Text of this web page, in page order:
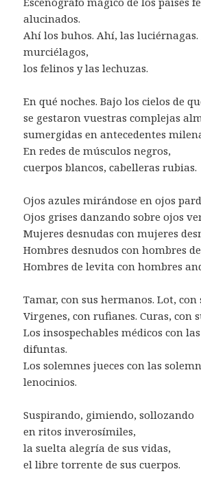
alucinados.
Ahí los buhos. Ahí, las
murciélagos,
los felinos y las lechuzas.
En qué noches. Bajo los cielos de
se gestaron vuestras complejas
sumergidas en antecedentes
En redes de músculos negros,
cuerpos blancos, cabelleras rubias.
Ojos azules mirándose en ojos
Ojos grises danzando sobre ojos
Mujeres desnudas con mujeres
Hombres desnudos con hombres
Hombres de levita con hombres
Tamar, con sus hermanos. Lot, con
Virgenes, con rufianes. Curas, con
Los insospechables médicos con
difuntas.
Los solemnes jueces con las
lenocinios.
Suspirando, gimiendo, sollozando
en ritos inverosímiles,
la suelta alegría de sus vidas,
el libre torrente de sus cuerpos.